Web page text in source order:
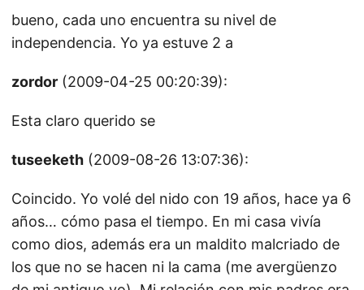
bueno, cada uno encuentra su nivel de
independencia. Yo ya estuve 2 a
zordor (2009-04-25 00:20:39):
Esta claro querido se
tuseeketh (2009-08-26 13:07:36):
Coincido. Yo volé del nido con 19 años, hace ya 6
años… cómo pasa el tiempo. En mi casa vivía
como dios, además era un maldito malcriado de
los que no se hacen ni la cama (me avergüenzo